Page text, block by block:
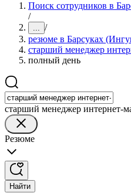
Поиск сотрудников в
/
... /
резюме в Барсуках
старший менеджер
полный день
старший менеджер интернет-
Резюме
Найти